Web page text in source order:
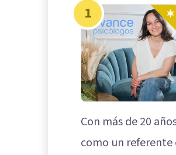
1
Con más de 20
como un